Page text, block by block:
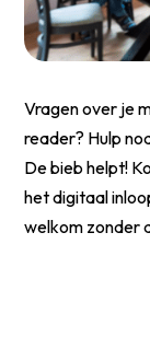
Vragen over je
reader? Hulp
De bieb helpt!
het digitaal
welkom zonder